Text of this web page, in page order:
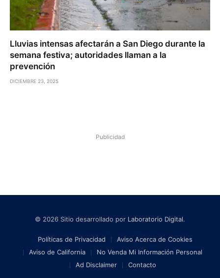
Lluvias intensas afectarán a San Diego durante la
semana festiva; autoridades llaman a la
prevención
DICIEMBRE 23, 2025
Publicidad
© 2026 Sitio desarrollado por Laboratorio Digital.
Políticas de Privacidad
Aviso Acerca de Cookies
Aviso de California
No Venda Mi Información Personal
Ad Disclaimer
Contacto